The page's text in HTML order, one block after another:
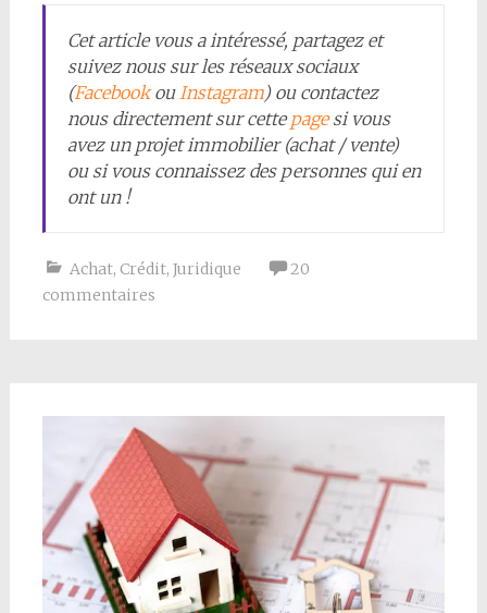
Cet article vous a intéressé, partagez et
suivez nous sur les réseaux sociaux
(FacebookouInstagram) ou contactez
nous directement sur cettepagesi vous
avez un projet immobilier (achat / vente)
ou si vous connaissez des personnes qui en
ont un !
Achat, Crédit, Juridique
20
commentaires